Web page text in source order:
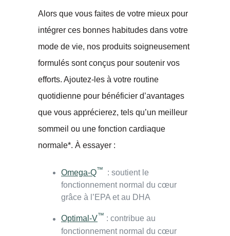
Alors que vous faites de votre mieux pour
intégrer ces bonnes habitudes dans votre
mode de vie, nos produits soigneusement
formulés sont conçus pour soutenir vos
efforts. Ajoutez-les à votre routine
quotidienne pour bénéficier d’avantages
que vous apprécierez, tels qu’un meilleur
sommeil ou une fonction cardiaque
normale*. À essayer :
Omega-Q™ : soutient le
fonctionnement normal du cœur
grâce à l’EPA et au DHA
Optimal-V™ : contribue au
fonctionnement normal du cœur